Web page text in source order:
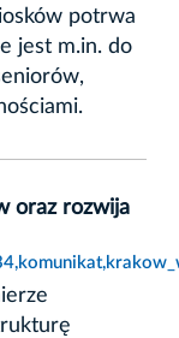
potrwa
jest m.in. do
oraz rozwija